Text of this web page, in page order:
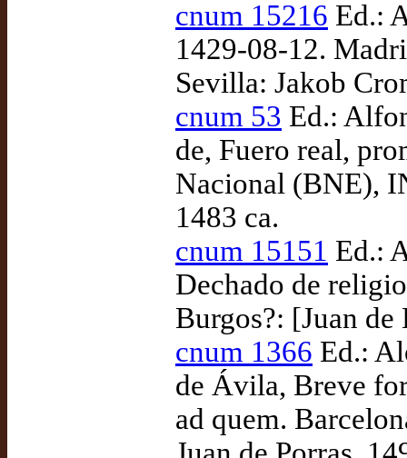
cnum 15216 Ed.:
1429-08-12.
Sevilla: Jakob
cnum 53 Ed.:
de, Fuero real,
Nacional (BNE),
1483 ca.
cnum 15151 Ed.:
Dechado de
Burgos?: [Juan de
cnum 1366 Ed.:
de Ávila, Breve
ad quem.